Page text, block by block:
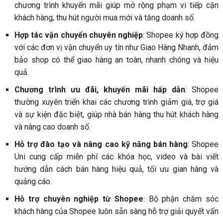
chương trình khuyến mãi giúp mở rộng phạm vi tiếp cận
khách hàng, thu hút người mua mới và tăng doanh số.
Hợp tác vận chuyển chuyên nghiệp: Shopee ký hợp đồng
với các đơn vị vận chuyển uy tín như Giao Hàng Nhanh, đảm
bảo shop có thể giao hàng an toàn, nhanh chóng và hiệu
quả.
Chương trình ưu đãi, khuyến mãi hấp dẫn: Shopee
thường xuyên triển khai các chương trình giảm giá, trợ giá
và sự kiện đặc biệt, giúp nhà bán hàng thu hút khách hàng
và nâng cao doanh số.
Hỗ trợ đào tạo và nâng cao kỹ năng bán hàng: Shopee
Uni cung cấp miễn phí các khóa học, video và bài viết
hướng dẫn cách bán hàng hiệu quả, tối ưu gian hàng và
quảng cáo.
Hỗ trợ chuyên nghiệp từ Shopee: Bộ phận chăm sóc
khách hàng của Shopee luôn sẵn sàng hỗ trợ giải quyết vấn